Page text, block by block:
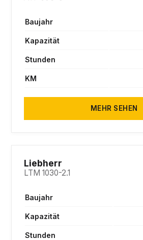
Baujahr
Kapazität
Stunden
KM
MEHR SEHEN
Liebherr
LTM 1030-2.1
Baujahr
Kapazität
Stunden